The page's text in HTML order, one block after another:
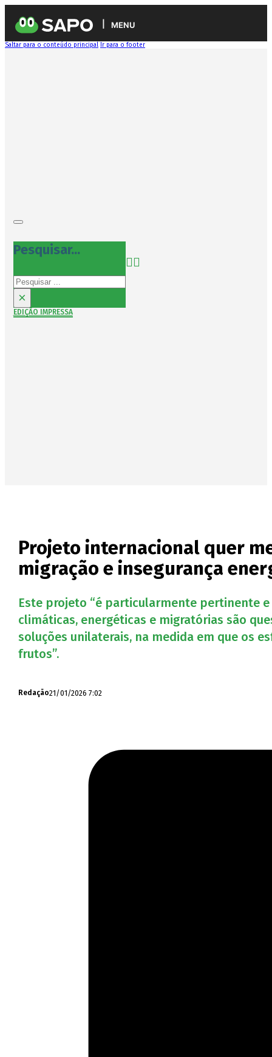
MENU
Saltar para o conteúdo principal Ir para o footer
Pesquisar...
Pesquisar
×
EDIÇÃO IMPRESSA
Projeto internacional quer
migração e insegurança
Este projeto “é particularmente pertinente
climáticas, energéticas e migratórias são
soluções unilaterais, na medida em que os
frutos”.
Redação21/01/2026 7:02